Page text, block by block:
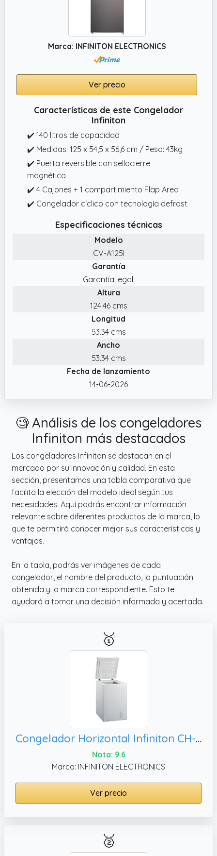
Marca: INFINITON ELECTRONICS
Ver precio
Características de este Congelador
Infiniton
✔️ 140 litros de capacidad
✔️ Medidas: 125 x 54,5 x 56,6 cm / Peso: 43kg
✔️ Puerta reversible con sellocierre
magnético
✔️ 4 Cajones + 1 compartimiento Flap Area
✔️ Congelador cíclico con tecnología defrost
Especificaciones técnicas
Modelo
CV-A125I
Garantía
Garantía legal.
Altura
124.46 cms
Longitud
53.34 cms
Ancho
53.34 cms
Fecha de lanzamiento
14-06-2026
🧐 Análisis de los congeladores
Infiniton más destacados
Los congeladores Infiniton se destacan en el
mercado por su innovación y calidad. En esta
sección, presentamos una tabla comparativa que
facilita la elección del modelo ideal según tus
necesidades. Aquí podrás encontrar información
relevante sobre diferentes productos de la marca, lo
que te permitirá conocer mejor sus características y
ventajas.
En la tabla, podrás ver imágenes de cada
congelador, el nombre del producto, la puntuación
obtenida y la marca correspondiente. Esto te
ayudará a tomar una decisión informada y acertada.
🥇
Congelador Horizontal Infiniton CH-A78B, Bajo Nivel de Ruido (40 dB)
Nota: 9.6
Marca: INFINITON ELECTRONICS
Ver precio
🥈